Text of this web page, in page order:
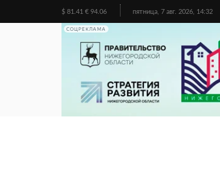
$ 81.41 € 94.06 пятница, 7 авг. 2026, 14:32
СОЦРЕКЛАМА